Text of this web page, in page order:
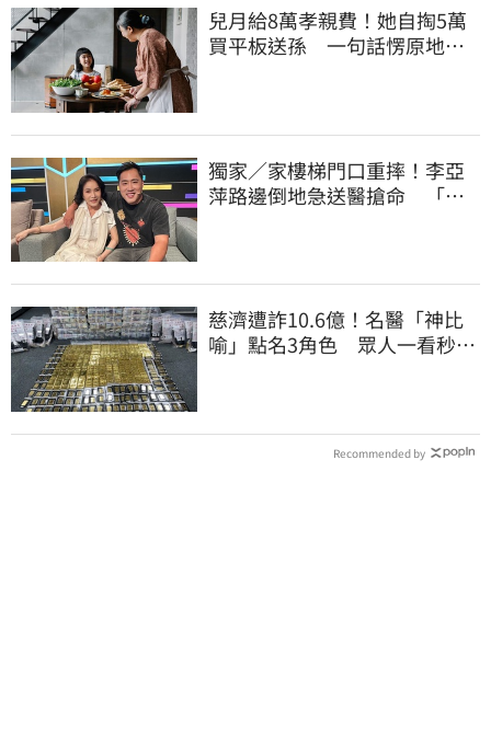
兒月給8萬孝親費！她自掏5萬
買平板送孫 一句話愣原地
獨家／家樓梯門口重摔！李亞
萍路邊倒地急送醫搶命 「最
慈濟遭詐10.6億！名醫「神比
喻」點名3角色 眾人一看秒懂
Recommended by